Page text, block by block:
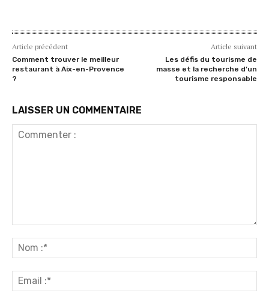
Article précédent
Comment trouver le meilleur
restaurant à Aix-en-Provence
?
Article suivant
Les défis du tourisme de
masse et la recherche d’un
tourisme responsable
LAISSER UN COMMENTAIRE
:*
:*